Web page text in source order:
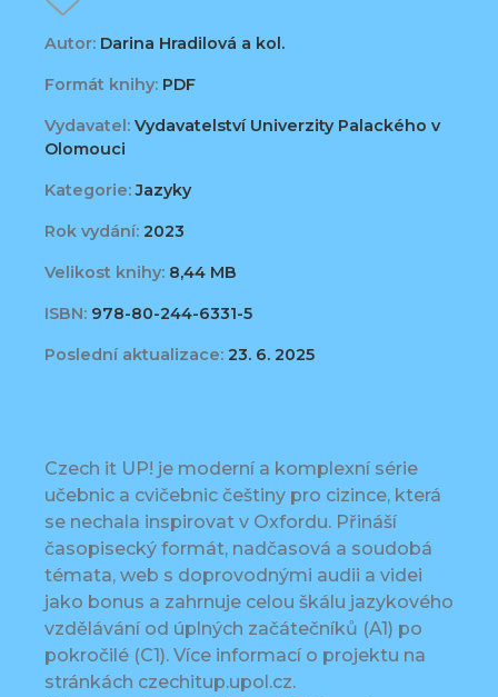
Autor: Darina Hradilová a kol.
Formát knihy: PDF
Vydavatel: Vydavatelství Univerzity Palackého v
Olomouci
Kategorie:Jazyky
Rok vydání: 2023
Velikost knihy: 8,44 MB
ISBN: 978-80-244-6331-5
Poslední aktualizace: 23. 6. 2025
Czech it UP! je moderní a komplexní série
učebnic a cvičebnic češtiny pro cizince, která
se nechala inspirovat v Oxfordu. Přináší
časopisecký formát, nadčasová a soudobá
témata, web s doprovodnými audii a videi
jako bonus a zahrnuje celou škálu jazykového
vzdělávání od úplných začátečníků (A1) po
pokročilé (C1). Více informací o projektu na
stránkách czechitup.upol.cz.